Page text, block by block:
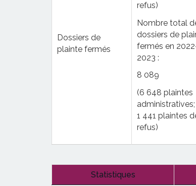
Dossiers de
plainte fermés
refus)
Nombre total
dossiers de
fermés en
2023 :
8 089
(6 648 plaintes
administratives;
1 441 plaintes
refus)
Statistiques